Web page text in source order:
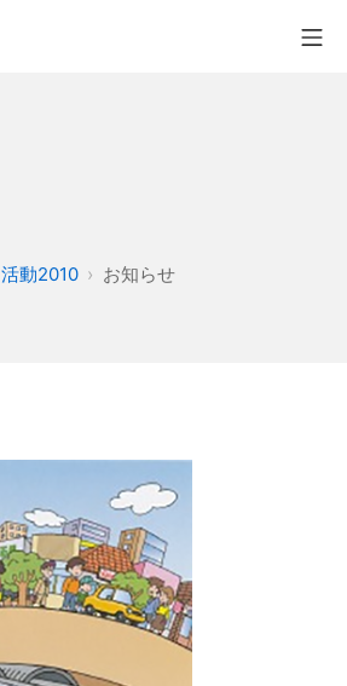
活動2010 お知らせ